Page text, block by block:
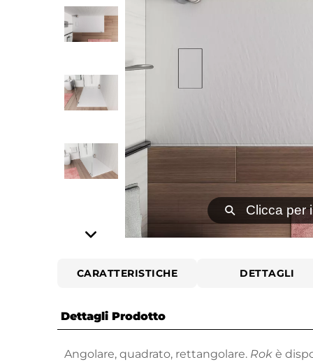
⚲ Clicca per
CARATTERISTICHE DETTAGLI
Dettagli Prodotto
Angolare, quadrato, rettangolare. Rok è